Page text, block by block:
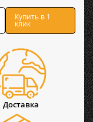
Купить в 1
клик
Доставка